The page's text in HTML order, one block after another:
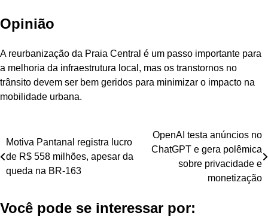
Opinião
A reurbanização da Praia Central é um passo importante para
a melhoria da infraestrutura local, mas os transtornos no
trânsito devem ser bem geridos para minimizar o impacto na
mobilidade urbana.
Navegação
de
Post
Motiva Pantanal registra lucro
de R$ 558 milhões, apesar da
queda na BR-163
OpenAI testa anúncios no
ChatGPT e gera polêmica
sobre privacidade e
monetização
Você pode se interessar por: